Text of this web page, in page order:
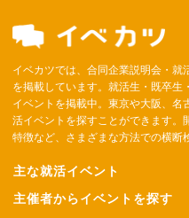
イベカツでは、合同企業説明会・就
を掲載しています。就活生・既卒生
イベントを掲載中。東京や大阪、名
活イベントを探すことができます。
特徴など、さまざまな方法での横断
主な就活イベント
主催者からイベントを探す